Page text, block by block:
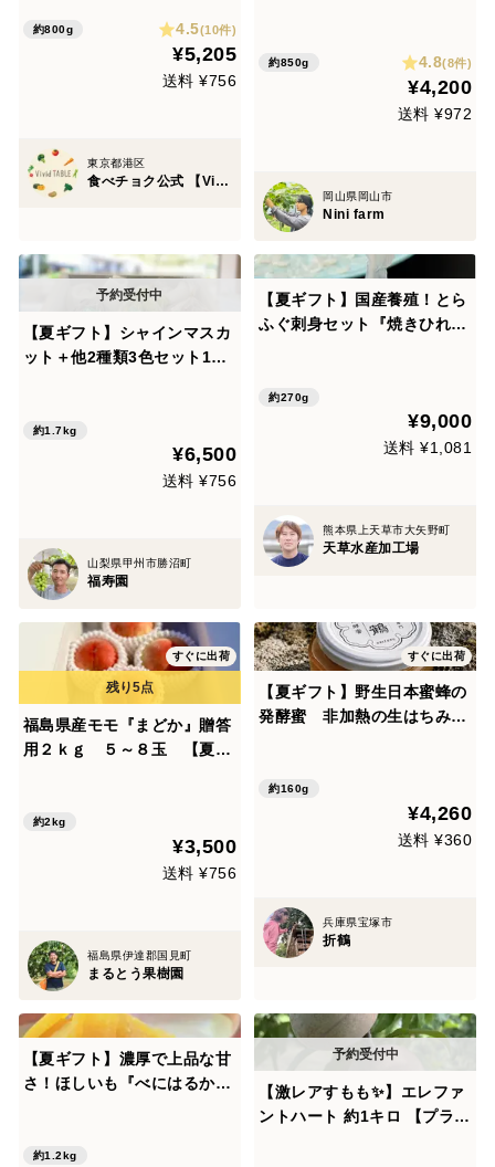
約800g 4.5(10件)
¥5,205
送料 ¥756
東京都港区
食べチョク公式 【Vivid TABLE】
【夏ギフト】
約850g 4.8(8件)
¥4,200
送料 ¥972
岡山県岡山市
Nini farm
【夏ギフト】シャインマスカ
ット＋他2種類3色セット170
約1.7kg
¥6,500
送料 ¥756
山梨県甲州市勝沼町
福寿園
【夏ギフト】国産養殖！とら
ふぐ刺身セット『焼きひれ／
日 お歳暮 お中元 自分用 のし
約270g
¥9,000
送料 ¥1,081
熊本県上天草市大矢野町
天草水産加工場
すぐに出荷
福島県産モモ『まどか』贈答
用２ｋｇ ５～８玉 【夏ギ
約2kg
¥3,500
送料 ¥756
福島県伊達郡国見町
まるとう果樹園
すぐに出荷
【夏ギフト】野生日本蜜蜂の
発酵蜜 非加熱の生はちみつ
今だからこそ、自然の恵み
約160g
¥4,260
送料 ¥360
兵庫県宝塚市
折鶴
【夏ギフト】濃厚で上品な甘
さ！ほしいも『べにはるか』
約1.2kg
【激レアすもも✨】エレファ
ントハート 約1キロ 【プラ